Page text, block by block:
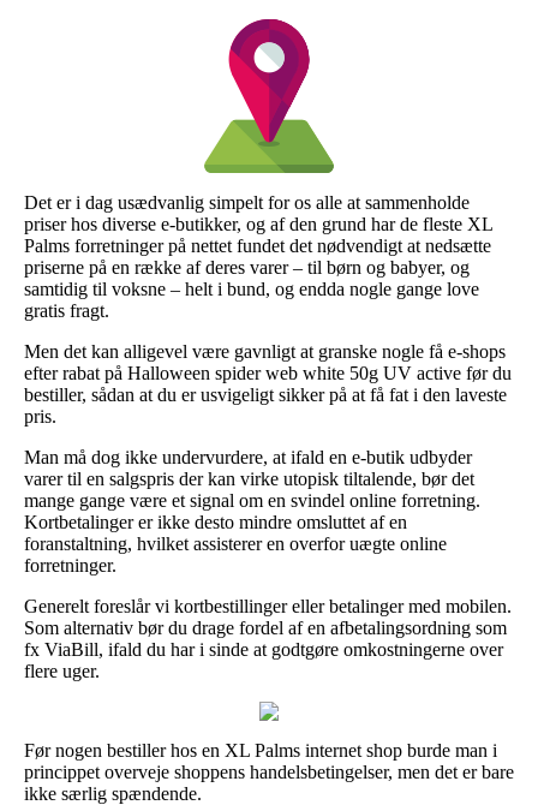
Det er i dag usædvanlig simpelt for os alle at sammenholde
priser hos diverse e-butikker, og af den grund har de fleste XL
Palms forretninger på nettet fundet det nødvendigt at nedsætte
priserne på en række af deres varer – til børn og babyer, og
samtidig til voksne – helt i bund, og endda nogle gange love
gratis fragt.
Men det kan alligevel være gavnligt at granske nogle få e-shops
efter rabat på Halloween spider web white 50g UV active før du
bestiller, sådan at du er usvigeligt sikker på at få fat i den laveste
pris.
Man må dog ikke undervurdere, at ifald en e-butik udbyder
varer til en salgspris der kan virke utopisk tiltalende, bør det
mange gange være et signal om en svindel online forretning.
Kortbetalinger er ikke desto mindre omsluttet af en
foranstaltning, hvilket assisterer en overfor uægte online
forretninger.
Generelt foreslår vi kortbestillinger eller betalinger med mobilen.
Som alternativ bør du drage fordel af en afbetalingsordning som
fx ViaBill, ifald du har i sinde at godtgøre omkostningerne over
flere uger.
Før nogen bestiller hos en XL Palms internet shop burde man i
princippet overveje shoppens handelsbetingelser, men det er bare
ikke særlig spændende.